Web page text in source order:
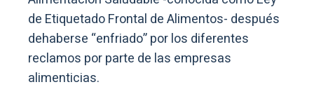
de Etiquetado Frontal de Alimentos- después
dehaberse “enfriado” por los diferentes
reclamos por parte de las empresas
alimenticias.